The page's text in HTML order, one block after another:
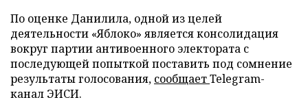
По оценке Данилила, одной из целей
деятельности «Яблоко» является консолидация
вокруг партии антивоенного электората с
последующей попыткой поставить под сомнение
результаты голосования, сообщаетTelegram-
канал ЭИСИ.